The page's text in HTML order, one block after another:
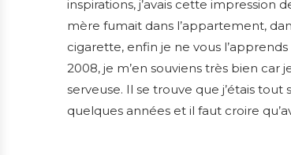
inspirations, j’avais cette impression
mère fumait dans l’appartement,
cigarette, enfin je ne vous
2008, je m’en souviens très bien car
serveuse. Il se trouve que j’étais
quelques années et il faut croire